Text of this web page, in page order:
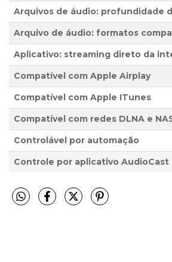
Arquivos de áudio: profundidade
Arquivo de áudio: formatos
Aplicativo: streaming direto da
Compatível com Apple Airplay
Compatível com Apple ITunes
Compatível com redes DLNA e
Controlável por automação
Controle por aplicativo AudioCast